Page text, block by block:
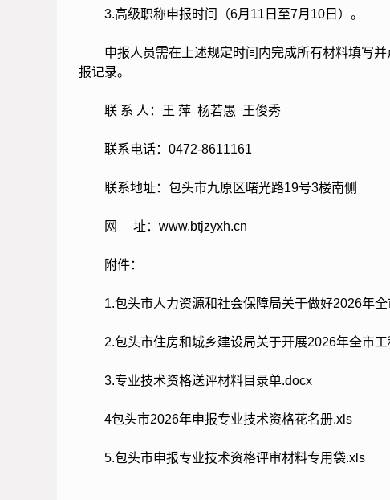
3.高级职称申报时间（6月11日至7月10日）。
申报人员需在上述规定时间内完成所有材料填写并
报记录。
联 系 人：王 萍 杨若愚 王俊秀
联系电话：0472-8611161
联系地址：包头市九原区曙光路19号3楼南侧
网 址：www.btjzyxh.cn
附件：
1.包头市人力资源和社会保障局关于做好2026年
2.包头市住房和城乡建设局关于开展2026年全市
3.专业技术资格送评材料目录单.docx
4包头市2026年申报专业技术资格花名册.xls
5.包头市申报专业技术资格评审材料专用袋.xls